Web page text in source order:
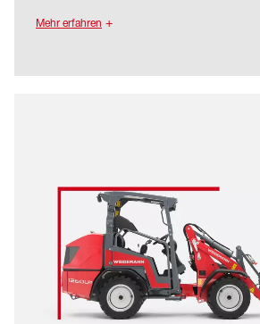
Die Radnabenmotoren werden
Hochdruckabsicherung gegen
abgesichert. Eine
Radnabenmotoren optimiert die
Diese Antriebsart ist vorteilhaft
bis 3 t Betriebsgewicht. Durch
hydraulischen Antrieb gibt es
Verlustleistung durch Achsen
dwDrive ermöglicht darüber
Schubkräfte, eine
Beschleunigung und ein
Mehr erfahren